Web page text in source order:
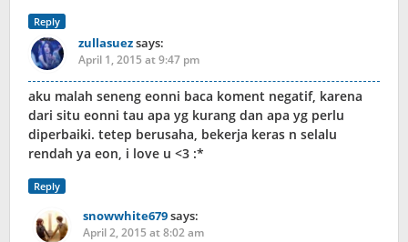
Reply
zullasuezsays:
April 1, 2015 at 9:47 pm
aku malah seneng eonni baca koment negatif, karena
dari situ eonni tau apa yg kurang dan apa yg perlu
diperbaiki. tetep berusaha, bekerja keras n selalu
rendah ya eon, i love u <3 :*
Reply
snowwhite679says:
April 2, 2015 at 8:02 am